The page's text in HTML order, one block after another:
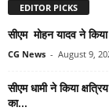
EDITOR PICKS
सीएम मोहन यादव ने किया
CG News - August 9,
सीएम धामी ने किया
का...